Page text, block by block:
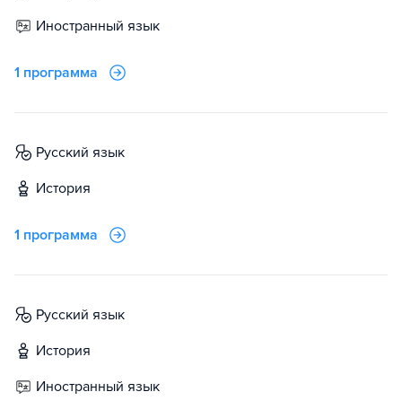
иностранный язык
1 программа
русский язык
история
1 программа
русский язык
история
иностранный язык